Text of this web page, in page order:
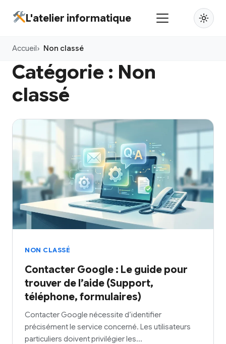
L'atelier informatique
Accueil Non classé
Catégorie : Non
classé
NON CLASSÉ
Contacter Google : Le guide pour
trouver de l’aide (Support,
téléphone, formulaires)
Contacter Google nécessite d’identifier
précisément le service concerné. Les utilisateurs
particuliers doivent privilégier les…